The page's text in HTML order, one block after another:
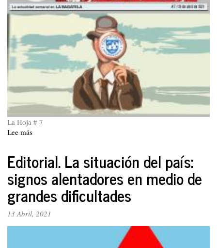
La Hoja # 7
Lee más
7
Editorial. La situación del país:
signos alentadores en medio de
grandes dificultades
13 Abril, 2021